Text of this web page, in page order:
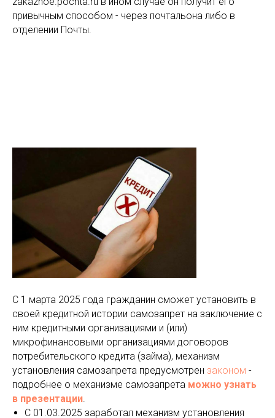
привычным способом - через почтальона либо в
отделении Почты.
С 1 марта 2025 года гражданин сможет установить в
своей кредитной истории самозапрет на заключение с
ним кредитными организациями и (или)
микрофинансовыми организациями договоров
потребительского кредита (займа), механизм
установления самозапрета предусмотрен законом -
подробнее о механизме самозапрета можно узнать
в презентации.
С 01.03.2025 заработал механизм установления